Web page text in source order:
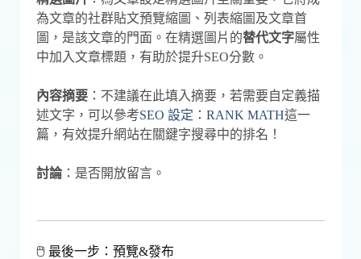
為文章的社群貼文預覽縮圖、列表縮圖及文章首
圖，是該文章的門面。在精選圖片的替代文字屬性
中加入文章標題，有助於提升SEO分數。
內容摘要 ：不建議在此填入摘要，若需要自定義描
述文字，可以參考SEO 設定：RANK MATH這一
篇，有效提升網站在關鍵字搜尋中的排名！
討論 ：是否開放留言。
🖱 最後一步：預覽&發布